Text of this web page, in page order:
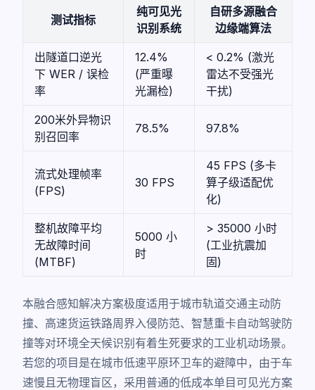
测试指标
纯可见光
识别系统
自研多源融合
边缘端算法
出隧道口逆光
下 WER / 误检
率
12.4%
(严重曝
光漏检)
< 0.2% (激光
雷达不受强光
干扰)
200米外异物识
别召回率
78.5% 97.8%
流式处理帧率
(FPS)
30 FPS
45 FPS (多卡
算子级适配优
化)
整机故障平均
无故障时间
(MTBF)
5000 小
时
> 35000 小时
(工业抗震加
固)
本融合感知解决方案极度适用于城市轨道交通主动防
撞、高速货运铁路周界入侵防范、智慧重卡自动驾驶防
撞等对环境全天候识别有着生死要求的工业机动场景。
若您的项目是在城市低速平原环卫车的避障中，由于车
速慢且无物理盲区，采用普通的低成本单目可见光方案